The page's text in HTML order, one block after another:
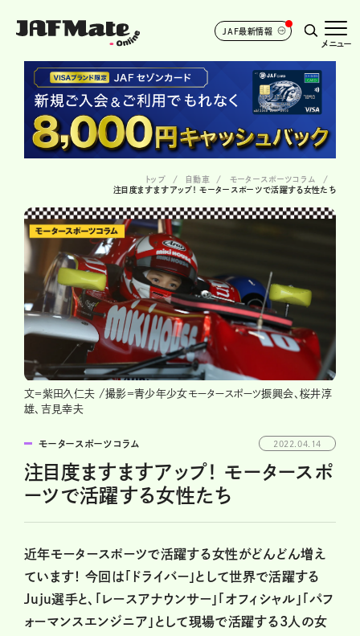
JAF最新情報
メニュー
トップ 自動車
モータースポーツコラム
注目度ますますアップ！ モータースポーツで活躍する女性たち
文＝紫田久仁夫 /撮影＝青少年少女モータースポーツ振興会、桜井淳
雄、吉見幸夫
モータースポーツコラム 2022.04.14
注目度ますますアップ！ モータースポ
ーツで活躍する女性たち
近年モータースポーツで活躍する女性がどんどん増え
ています！ 今回は「ドライバー」として世界で活躍する
Juju選手と、「レースアナウンサー」「オフィシャル」「パフ
ォーマンスエンジニア」として現場で活躍する3人の女